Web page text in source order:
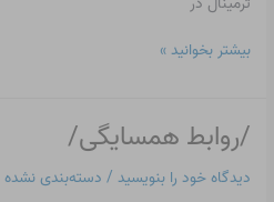
بیشتر بخوانید »
/روابط همسایگی/
دیدگاه‌ خود را بنویسید / دسته‌بندی نشده
/
روابط
همسایگی/